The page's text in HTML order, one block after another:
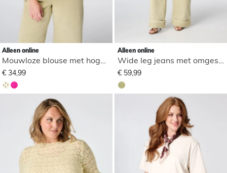
Alleen online
€ 34,99
Alleen online
€ 59,99